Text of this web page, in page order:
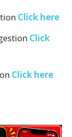
Click here
Click
Click here